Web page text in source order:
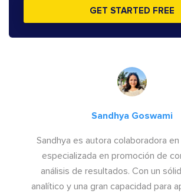
GET STARTED FREE
Sandhya Goswami
Sandhya es autora colaboradora en
especializada en promoción de
análisis de resultados. Con un
analítico y una gran capacidad para